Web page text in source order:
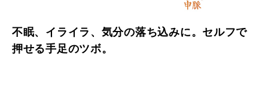
不眠、イライラ、気分の落ち込みに。セルフで
押せる手足のツボ。